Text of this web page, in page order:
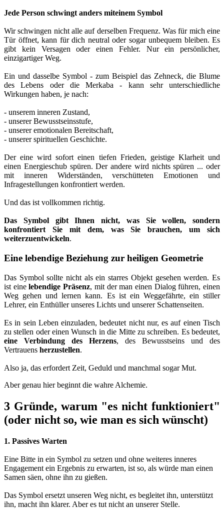
Jede Person schwingt anders miteinem Symbol
Wir schwingen nicht alle auf derselben Frequenz. Was für mich eine
Tür öffnet, kann für dich neutral oder sogar unbequem bleiben. Es
gibt kein Versagen oder einen Fehler. Nur ein persönlicher,
einzigartiger Weg.
Ein und dasselbe Symbol - zum Beispiel das Zehneck, die Blume
des Lebens oder die Merkaba - kann sehr unterschiedliche
Wirkungen haben, je nach:
- unserem inneren Zustand,
- unserer Bewusstseinsstufe,
- unserer emotionalen Bereitschaft,
- unserer spirituellen Geschichte.
Der eine wird sofort einen tiefen Frieden, geistige Klarheit und
einen Energieschub spüren. Der andere wird nichts spüren ... oder
mit inneren Widerständen, verschütteten Emotionen und
Infragestellungen konfrontiert werden.
Und das ist vollkommen richtig.
Das Symbol gibt Ihnen nicht, was Sie wollen, sondern
konfrontiert Sie mit dem, was Sie brauchen, um sich
weiterzuentwickeln.
Eine lebendige Beziehung zur heiligen Geometrie
Das Symbol sollte nicht als ein starres Objekt gesehen werden. Es
ist einelebendige Präsenz, mit der man einen Dialog führen, einen
Weg gehen und lernen kann. Es ist ein Weggefährte, ein stiller
Lehrer, ein Enthüller unseres Lichts und unserer Schattenseiten.
Es in sein Leben einzuladen, bedeutet nicht nur, es auf einen Tisch
zu stellen oder einen Wunsch in die Mitte zu schreiben. Es bedeutet,
eine Verbindung des Herzens, des Bewusstseins und des
Vertrauens herzustellen.
Also ja, das erfordert Zeit, Geduld und manchmal sogar Mut.
Aber genau hier beginnt die wahre Alchemie.
3 Gründe, warum "es nicht funktioniert"
(oder nicht so, wie man es sich wünscht)
1. Passives Warten
Eine Bitte in ein Symbol zu setzen und ohne weiteres inneres
Engagement ein Ergebnis zu erwarten, ist so, als würde man einen
Samen säen, ohne ihn zu gießen.
Das Symbol ersetzt unseren Weg nicht, es begleitet ihn, unterstützt
ihn, macht ihn klarer. Aber es tut nicht an unserer Stelle.